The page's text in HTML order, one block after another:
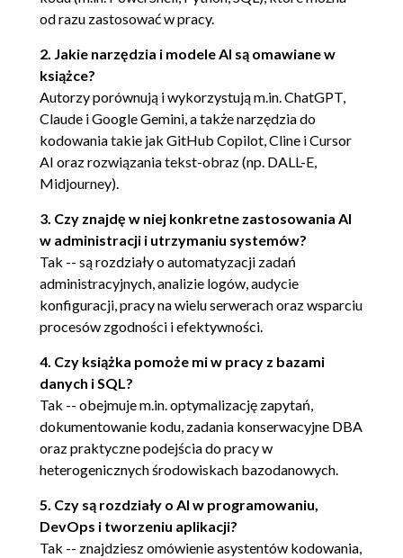
2.2. Modele AI tekst-obraz
oraz model 4o
2.2.3. Google Gemini Imagen
oraz Meta Imagine
2.3. Prompty użyte w tym rozdziale
Podsumowanie
3.1. Definicje pojęć
3.1.1. Prompty
3.1.2. Stanowość
3.1.3. Utrzymanie kontekstu
i spójność
3.1.4. Tokeny
3.2. Wszystko, czego nigdy nie chciałeś
3.2.1. Limity tokenów
3.2.2. Limity tokenów a
interakcje z AI
3.3. Kiedy dobre boty zawodzą
3.4.1. Dlaczego warto płacić
za chatbota, skoro można
korzystać z darmowego?
od razu zastosować w pracy.
2. Jakie narzędzia i modele AI są omawiane w
książce?
Autorzy porównują i wykorzystują m.in. ChatGPT,
Claude i Google Gemini, a także narzędzia do
kodowania takie jak GitHub Copilot, Cline i Cursor
AI oraz rozwiązania tekst-obraz (np. DALL-E,
Midjourney).
3. Czy znajdę w niej konkretne zastosowania AI
w administracji i utrzymaniu systemów?
Tak -- są rozdziały o automatyzacji zadań
administracyjnych, analizie logów, audycie
konfiguracji, pracy na wielu serwerach oraz wsparciu
procesów zgodności i efektywności.
4. Czy książka pomoże mi w pracy z bazami
danych i SQL?
Tak -- obejmuje m.in. optymalizację zapytań,
dokumentowanie kodu, zadania konserwacyjne DBA
oraz praktyczne podejścia do pracy w
heterogenicznych środowiskach bazodanowych.
5. Czy są rozdziały o AI w programowaniu,
DevOps i tworzeniu aplikacji?
Tak -- znajdziesz omówienie asystentów kodowania,